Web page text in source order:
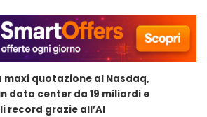
maxi quotazione al Nasdaq,
data center da 19 miliardi e
record grazie all’AI